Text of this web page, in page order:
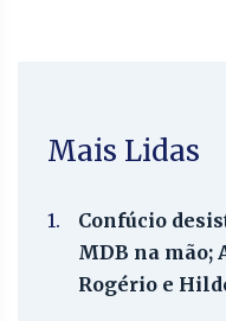
Mais Lidas
1.
Confúcio
MDB na mão;
Rogério e